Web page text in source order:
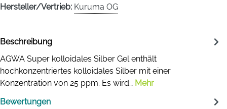
Hersteller/Vertrieb: Kuruma OG
Beschreibung
AGWA Super kolloidales Silber Gel enthält
hochkonzentriertes kolloidales Silber mit einer
Konzentration von 25 ppm. Es wird… Mehr
Bewertungen